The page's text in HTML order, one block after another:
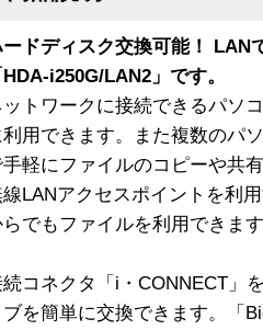
ドディスク交換可能！ LAN
HDA-i250G/LAN2」です。
ットワークに接続できるパソ
利用できます。また複数のパ
手軽にファイルのコピーや共
LANアクセスポイントを利
らでもファイルを利用できま
コネクタ「i・CONNECT」
ブを簡単に交換できます。「